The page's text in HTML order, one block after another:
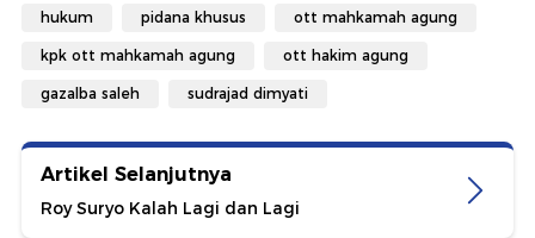
hukum pidana khusus ott mahkamah agung
kpk ott mahkamah agung ott hakim agung
gazalba saleh sudrajad dimyati
Artikel Selanjutnya
Roy Suryo Kalah Lagi dan Lagi